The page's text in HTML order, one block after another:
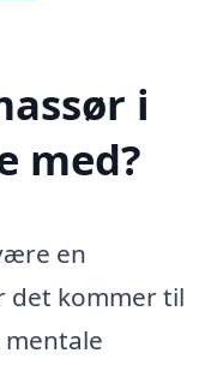
i
med?
en
det kommer til